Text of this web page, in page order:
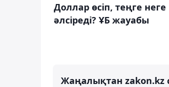
Доллар өсіп, теңге неге
әлсіреді? ҰБ жауабы
Жаңалықтан zakon.kz